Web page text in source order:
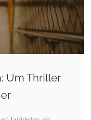
Um Thriller